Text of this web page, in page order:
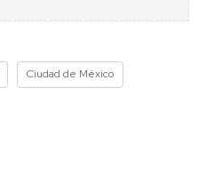
Ciudad de México